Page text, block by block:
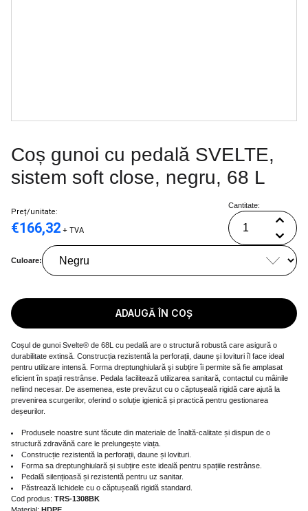
Coș gunoi cu pedală SVELTE,
sistem soft close, negru, 68 L
Preț/unitate:
€166,32 + TVA
Cantitate:
Culoare:
ADAUGĂ ÎN COȘ
Coșul de gunoi Svelte® de 68L cu pedală are o structură robustă care asigură o
durabilitate extinsă. Construcția rezistentă la perforații, daune și lovituri îl face ideal
pentru utilizare intensă. Forma dreptunghiulară și subțire îi permite să fie amplasat
eficient în spații restrânse. Pedala facilitează utilizarea sanitară, contactul cu mâinile
nefiind necesar. De asemenea, este prevăzut cu o căptușeală rigidă care ajută la
prevenirea scurgerilor, oferind o soluție igienică și practică pentru gestionarea
deșeurilor.
Produsele noastre sunt făcute din materiale de înaltă-calitate și dispun de o
structură zdravănă care le prelungește viața.
Construcție rezistentă la perforații, daune și lovituri.
Forma sa dreptunghiulară și subțire este ideală pentru spațiile restrânse.
Pedală silențioasă și rezistentă pentru uz sanitar.
Păstrează lichidele cu o căptușeală rigidă standard.
Cod produs: TRS-1308BK